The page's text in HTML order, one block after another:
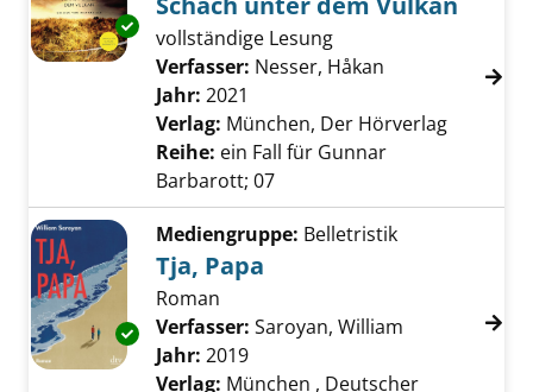
Exemplar-Details von Schach unter dem
vollständige Lesung
Verfasser: Nesser, Håkan Suche nach
Jahr: 2021
Verlag: München, Der Hörverlag
Reihe: ein Fall für Gunnar
Barbarott; 07
Exemplar-Details von Tja, Papa anzeigen
Mediengruppe: Belletristik
Tja, Papa
Roman
Verfasser: Saroyan, William Suche nach
Jahr: 2019
Verlag: München , Deutscher